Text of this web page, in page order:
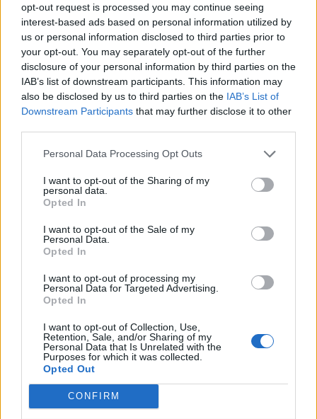
opt-out request is processed you may continue seeing
interest-based ads based on personal information utilized by
us or personal information disclosed to third parties prior to
your opt-out. You may separately opt-out of the further
disclosure of your personal information by third parties on the
IAB’s list of downstream participants. This information may
also be disclosed by us to third parties on the IAB’s List of
Downstream Participants that may further disclose it to other
Personal Data Processing Opt Outs
I want to opt-out of the Sharing of my
personal data.
Opted In
I want to opt-out of the Sale of my
Personal Data.
Opted In
I want to opt-out of processing my
Personal Data for Targeted Advertising.
Opted In
I want to opt-out of Collection, Use,
Retention, Sale, and/or Sharing of my
Personal Data that Is Unrelated with the
Purposes for which it was collected.
Opted Out
CONFIRM
Abszolút számokban Lengyelország szenvedte el
a legnagyobb népességcsökkenést 2023-ban,
lakosságarányosan pedig második helyre került
az ország – írja a Notes From Poland.
Lengyelország lakossága tavaly csaknem 133 ezer fővel
csökkent, ami messze a legmagasabb szám az Európai
Unióban – derül ki az Eurostat adataiból. Abszolút
számokban Lengyelországot lemaradva követi
Szlovákia és Bulgária. A többi uniós országban
népességnövekedés volt: a legnagyobb emelkedést
A keresett cikk a portfolio.hu hírarchívumához
tartozik, melynek olvasása előfizetéses
regisztrációhoz kötött.
Az előfizetés a következőket tartalmazza:
Portfolio.hu teljes cikkarchívum
Kötéslisták: BÉT elmúlt 2 év napon belüli